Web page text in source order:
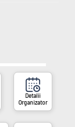
Organizator